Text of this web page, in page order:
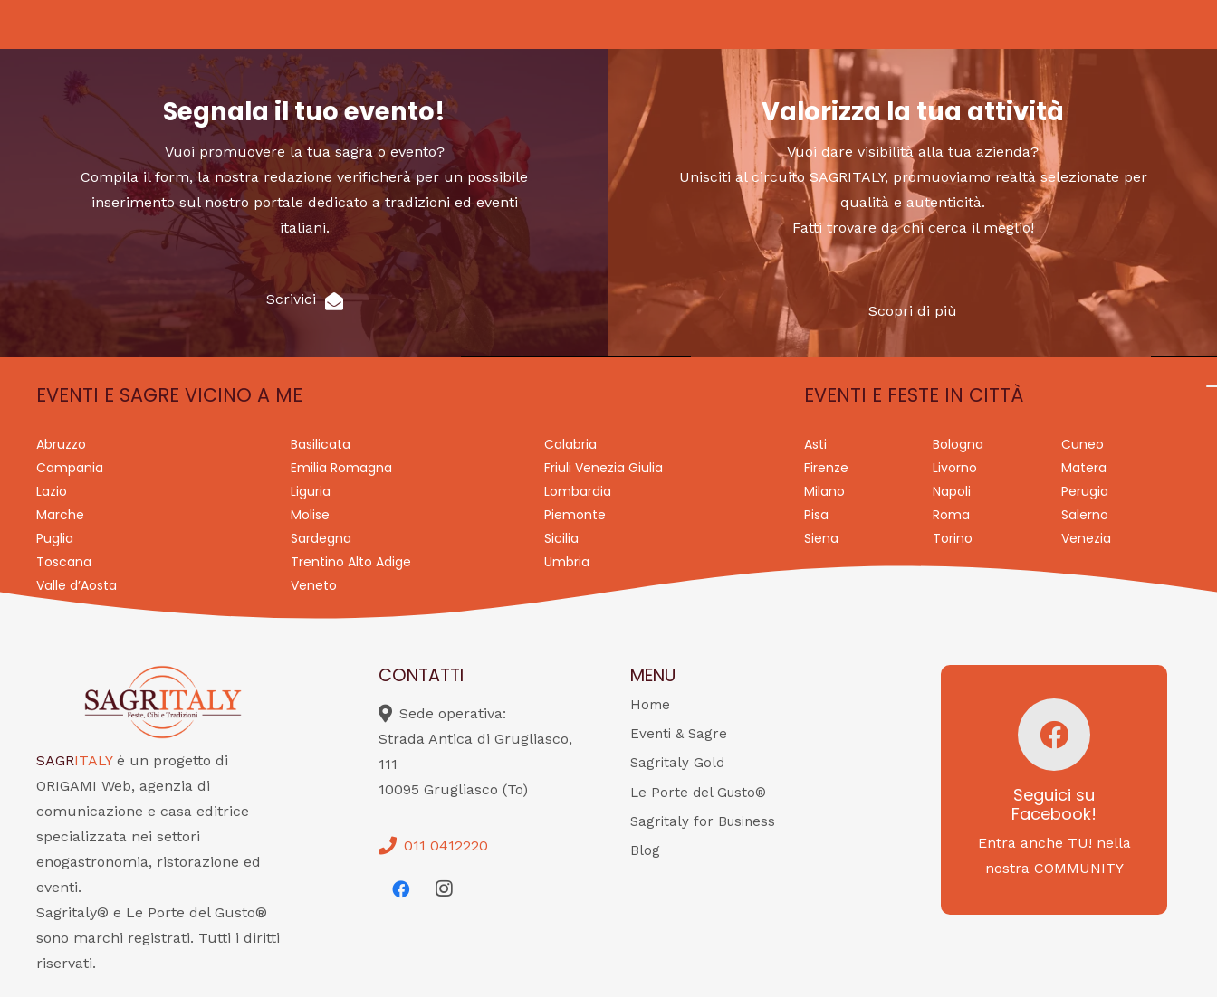
Segnala il tuo evento!
Vuoi promuovere la tua sagra o evento?
Compila il form, la nostra redazione verificherà per un possibile
inserimento sul nostro portale dedicato a tradizioni ed eventi
italiani.
Scrivici
Valorizza la tua attività
Vuoi dare visibilità alla tua azienda?
Unisciti al circuito SAGRITALY, promuoviamo realtà selezionate per
qualità e autenticità.
Fatti trovare da chi cerca il meglio!
Scopri di più
EVENTI E SAGRE VICINO A ME
Abruzzo Basilicata
Calabria
Campania
Emilia Romagna
Friuli Venezia Giulia
Lazio
Liguria
Lombardia
Marche
Molise
Piemonte
Puglia
Sardegna
Sicilia
Toscana
Trentino Alto Adige
Umbria
Valle d’Aosta
Veneto
EVENTI E FESTE IN CITTÀ
Asti Bologna
Cuneo
Firenze
Livorno
Matera
Milano
Napoli
Perugia
Pisa
Roma
Salerno
Siena
Torino Venezia
SAGRITALY è un progetto di
ORIGAMI Web, agenzia di
comunicazione e casa editrice
specializzata nei settori
enogastronomia, ristorazione ed
eventi.
Sagritaly® e Le Porte del Gusto®
sono marchi registrati. Tutti i diritti
riservati.
CONTATTI
Sede operativa:
Strada Antica di Grugliasco,
111
10095 Grugliasco (To)
011 0412220
MENU
Home
Eventi & Sagre
Sagritaly Gold
Le Porte del Gusto®
Sagritaly for Business
Blog
Seguici su
Facebook!
Entra anche TU! nella
nostra COMMUNITY
Seguici su
Facebook!
SAGRITALY
Feste, cibi e tradizioni
da Nord a Sud...